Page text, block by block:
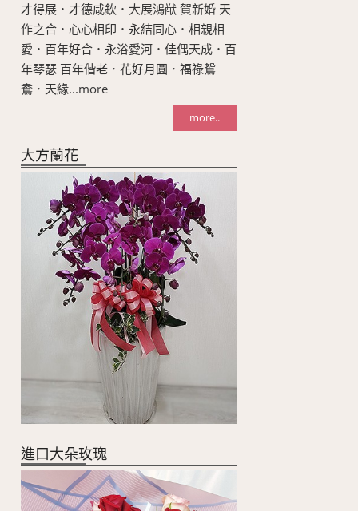
才得展．才德咸欽．大展鴻猷 賀新婚 天
作之合．心心相印．永結同心．相親相
愛．百年好合．永浴愛河．佳偶天成．百
年琴瑟 百年偕老．花好月圓．福祿鴛
鴦．天緣...more
more..
大方蘭花
進口大朵玫瑰